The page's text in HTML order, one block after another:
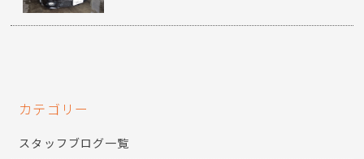
カテゴリー
スタッフブログ一覧